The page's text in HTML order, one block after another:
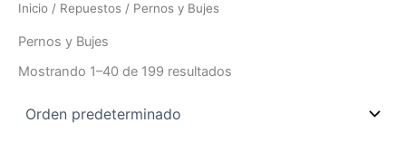
Inicio / Repuestos / Pernos y Bujes
Pernos y Bujes
Mostrando 1–40 de 199 resultados